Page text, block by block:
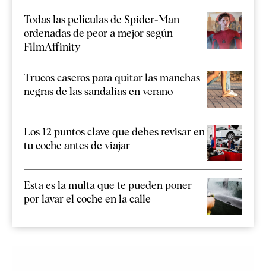
Todas las películas de Spider-Man
ordenadas de peor a mejor según
FilmAffinity
Trucos caseros para quitar las manchas
negras de las sandalias en verano
Los 12 puntos clave que debes revisar en
tu coche antes de viajar
Esta es la multa que te pueden poner
por lavar el coche en la calle